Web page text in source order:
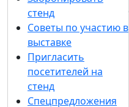
стенд
Советы по участию в
выставке
Пригласить
посетителей на
стенд
Спецпредложения